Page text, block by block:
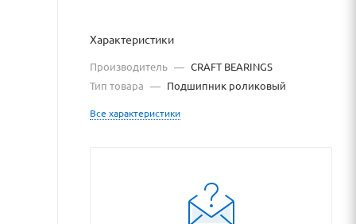
Характеристики
Производитель — CRAFT BEARINGS
Тип товара — Подшипник роликовый
Все характеристики